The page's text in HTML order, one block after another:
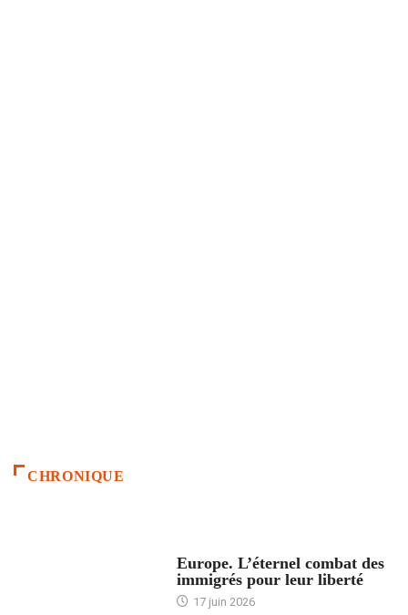
CHRONIQUE
Europe. L’éternel combat des
immigrés pour leur liberté
17 juin 2026